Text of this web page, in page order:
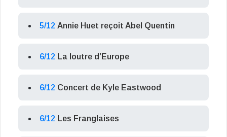
5/12 Annie Huet reçoit Abel Quentin
6/12 La loutre d’Europe
6/12 Concert de Kyle Eastwood
6/12 Les Franglaises